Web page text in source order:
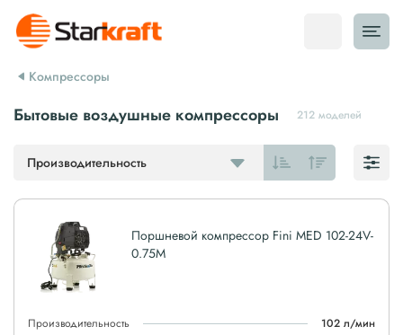
Компрессоры
Бытовые воздушные компрессоры 212 моделей
Производительность
Поршневой компрессор Fini MED 102-24V-
0.75M
Производительность
102 л/мин